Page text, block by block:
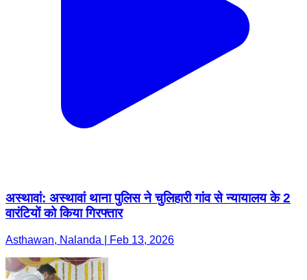
अस्थावां: अस्थावां थाना पुलिस ने चुलिहारी गांव से न्यायालय के 2
वारंटियों को किया गिरफ्तार
Asthawan, Nalanda | Feb 13, 2026